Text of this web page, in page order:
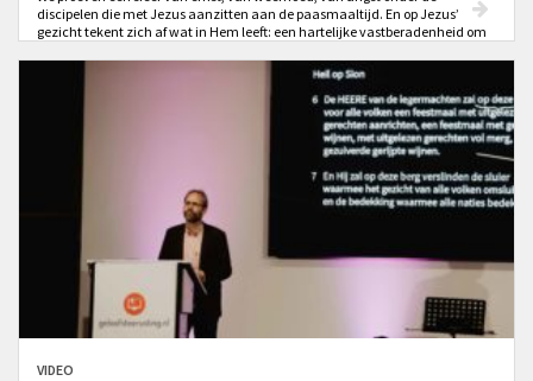
discipelen die met Jezus aanzitten aan de paasmaaltijd. En op Jezus’
gezicht tekent zich af wat in Hem leeft: een hartelijke vastberadenheid om
VIDEO